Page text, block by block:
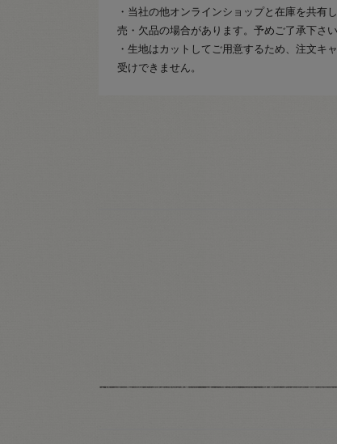
・当社の他オンラインショップと在庫を共有
売・欠品の場合があります。予めご了承下さい
・生地はカットしてご用意するため、注文キ
受けできません。